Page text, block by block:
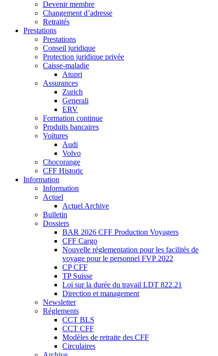
Devenir membre
Changement d’adresse
Retraités
Prestations
Prestations
Conseil juridique
Protection juridique privée
Caisse-maladie
Atupri
Assurances
Zurich
Generali
ERV
Formation continue
Produits bancaires
Voitures
Audi
Volvo
Chocorange
CFF Historic
Information
Information
Actuel
Actuel Archive
Bulletin
Dossiers
BAR 2026 CFF Production Voyagers
CFF Cargo
Nouvelle réglementation pour les facilités de
voyage pour le personnel FVP 2022
CP CFF
TP Suisse
Loi sur la durée du travail LDT 822.21
Direction et management
Newsletter
Réglements
CCT BLS
CCT CFF
Modèles de retraite des CFF
Circulaires